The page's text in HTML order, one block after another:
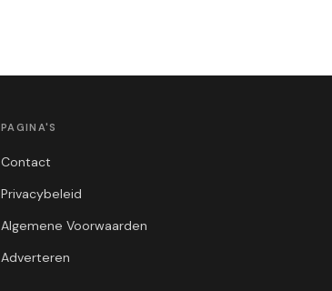
PAGINA'S
Contact
Privacybeleid
Algemene Voorwaarden
Adverteren